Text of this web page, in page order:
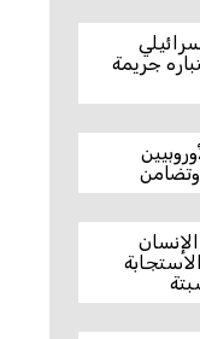
جريمة
وتضامن